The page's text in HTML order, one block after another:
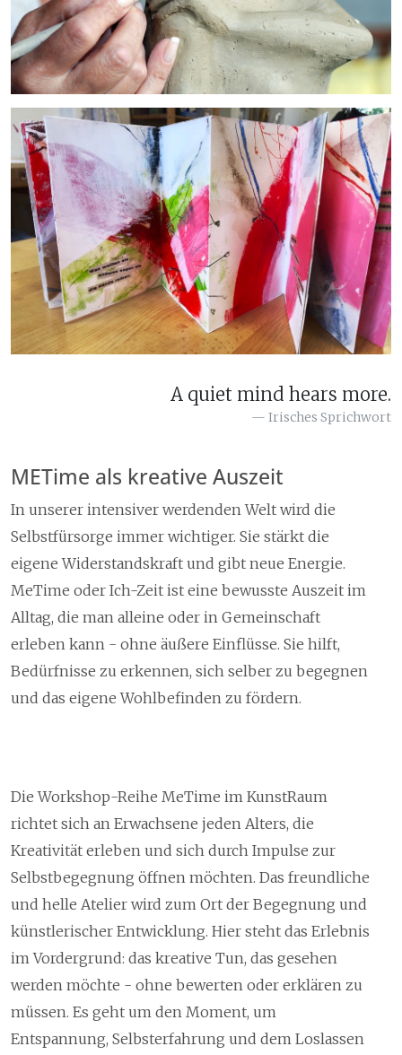
A quiet mind hears more.
Irisches Sprichwort
METime als kreative Auszeit
In unserer intensiver werdenden Welt wird die
Selbstfürsorge immer wichtiger. Sie stärkt die
eigene Widerstandskraft und gibt neue Energie.
MeTime oder Ich-Zeit ist eine bewusste Auszeit im
Alltag, die man alleine oder in Gemeinschaft
erleben kann - ohne äußere Einflüsse. Sie hilft,
Bedürfnisse zu erkennen, sich selber zu begegnen
und das eigene Wohlbefinden zu fördern.
Die Workshop-Reihe MeTime im KunstRaum
richtet sich an Erwachsene jeden Alters, die
Kreativität erleben und sich durch Impulse zur
Selbstbegegnung öffnen möchten. Das freundliche
und helle Atelier wird zum Ort der Begegnung und
künstlerischer Entwicklung. Hier steht das Erlebnis
im Vordergrund: das kreative Tun, das gesehen
werden möchte - ohne bewerten oder erklären zu
müssen. Es geht um den Moment, um
Entspannung, Selbsterfahrung und dem Loslassen